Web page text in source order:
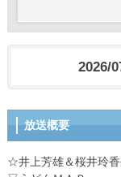
2026/
放送概要
☆井上芳雄＆桜井玲香